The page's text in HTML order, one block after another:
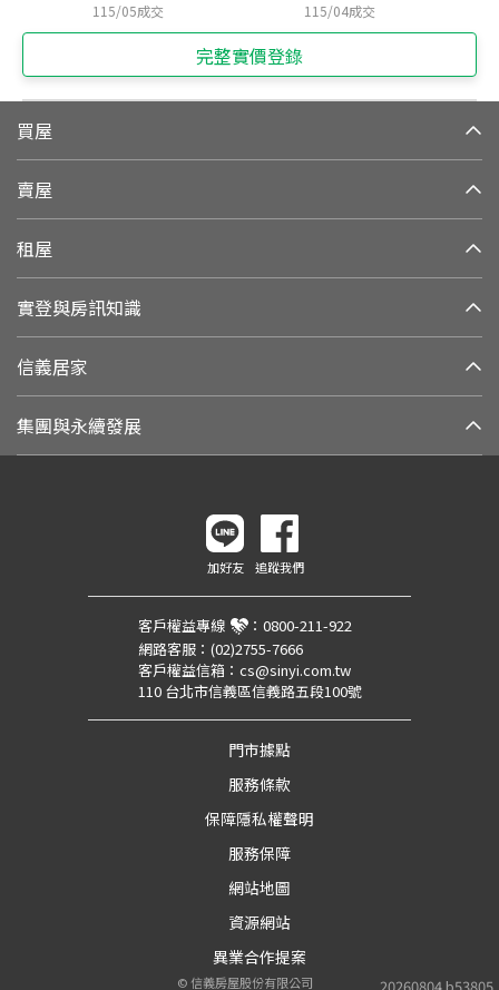
115/05成交 115/04成交
完整實價登錄
買屋
賣屋
租屋
實登與房訊知識
信義居家
集團與永續發展
加好友 追蹤我們
客戶權益專線 ： 0800-211-922
網路客服： (02)2755-7666
客戶權益信箱： cs@sinyi.com.tw
110 台北市信義區信義路五段100號
門市據點
服務條款
保障隱私權聲明
服務保障
網站地圖
資源網站
異業合作提案
©信義房屋股份有限公司